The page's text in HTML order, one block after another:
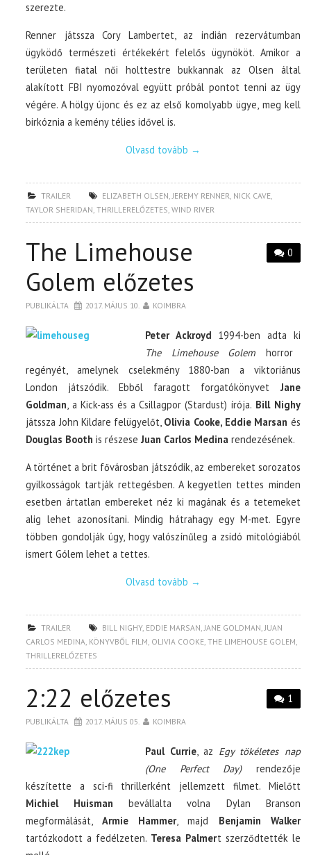
szerezte.
Renner játssza Cory Lambertet, az indián rezervátumban
ügyködő természeti értékekért felelős ügynököt. Amikor a
területen fiatal női holttestre bukkannak az Olsen által
alakított FBI nyomozóval együtt próbál pontot tenni az ügy
végére. A hölgy újonc és ez az első komolyabb ügye, meg kell
birkóznia a kemény télies idővel is.
Olvasd tovább →
TRAILER ELIZABETH OLSEN,JEREMY RENNER, NICK CAVE,
TAYLOR SHERIDAN,THRILLERELŐZETES,WIND RIVER
0
The Limehouse
Golem előzetes
PUBLIKÁLTA 2017. MÁJUS 10. KOIMBRA
Peter Ackroyd 1994-ben adta ki
The Limehouse Golem horror
regényét, amelynek cselekmény 1880-ban a viktoriánus
London játszódik. Ebből faragott forgatókönyvet Jane
Goldman, a Kick-ass és a Csillagpor (Stardust) írója. Bill Nighy
játssza John Kildare felügyelőt, Olivia Cooke, Eddie Marsan és
Douglas Booth is részeseJuan Carlos Medina rendezésének.
A történet a brit fővárosban játszódik, az embereket sorozatos
gyilkosságok tartják rettegésben. A kegyetlen tettes minden
esetben ártatlan embereket néz ki magának és a tetemeket
alig lehet azonosítani. Mindig hátrahagy egy M-met. Egyre
többen gondolják úgy, hogy valószínűleg a zsidó mitológiából
ismert Gólem lehet a tettes.
Olvasd tovább →
TRAILER BILL NIGHY, EDDIE MARSAN,JANE GOLDMAN,JUAN
CARLOS MEDINA, KÖNYVBŐL FILM, OLIVIA COOKE,THE LIMEHOUSE GOLEM,
THRILLERELŐZETES
1
2:22 előzetes
PUBLIKÁLTA 2017. MÁJUS 05. KOIMBRA
Paul Currie, az Egy tökéletes nap
(One Perfect Day)rendezője
készítette a sci-fi thrillerként jellemzett filmet. Mielőtt
Michiel Huisman bevállalta volna Dylan Branson
megformálását,Armie Hammer, majd Benjamin Walker
tartózkodott a fedélzeten. Teresa Palmert szerződtették le